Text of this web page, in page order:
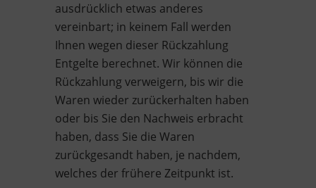
ausdrücklich etwas anderes
vereinbart; in keinem Fall werden
Ihnen wegen dieser Rückzahlung
Entgelte berechnet. Wir können die
Rückzahlung verweigern, bis wir die
Waren wieder zurückerhalten haben
oder bis Sie den Nachweis erbracht
haben, dass Sie die Waren
zurückgesandt haben, je nachdem,
welches der frühere Zeitpunkt ist.